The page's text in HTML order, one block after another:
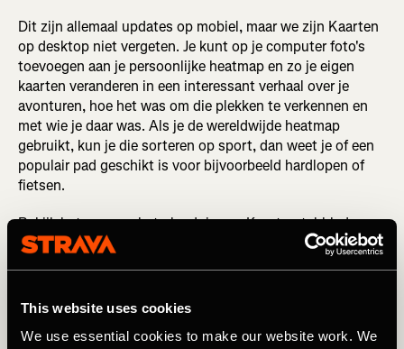
This website uses cookies
We use essential cookies to make our website work. We
Dit zijn allemaal updates op mobiel, maar we zijn Kaarten
op desktop niet vergeten. Je kunt op je computer foto's
toevoegen aan je persoonlijke heatmap en zo je eigen
kaarten veranderen in een interessant verhaal over je
avonturen, hoe het was om die plekken te verkennen en
met wie je daar was. Als je de wereldwijde heatmap
gebruikt, kun je die sorteren op sport, dan weet je of een
populair pad geschikt is voor bijvoorbeeld hardlopen of
fietsen.
Bekijk het eens op het gloednieuwe Kaarten-tabblad, waar
je verder alle andere mogelijkheden kunt vinden die je leuk
dat is goed nieuws voor iedereen."